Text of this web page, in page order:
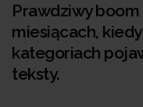
Prawdziwy
miesiącach,
kategoriach
teksty.